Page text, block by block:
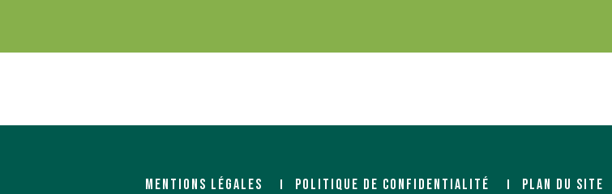
MENTIONS LÉGALES POLITIQUE DE CONFIDENTIALITÉ PLAN DU SITE